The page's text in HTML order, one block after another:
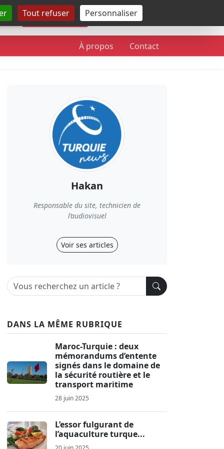
Tout refuser Personnaliser
Rechercher
À propos Contact
Hakan
Responsable du site, technicien de
l’audiovisuel
Voir ses articles
DANS LA MÊME RUBRIQUE
Maroc-Turquie : deux
mémorandums d’entente
signés dans le domaine de
la sécurité routière et le
transport maritime
28 juin 2025
L’essor fulgurant de
l’aquaculture turque...